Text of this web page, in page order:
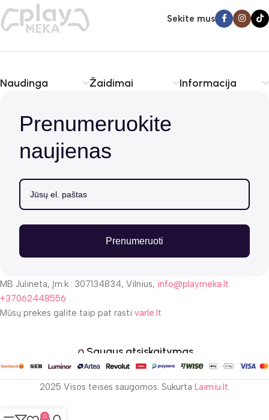
Sekite mus
Naudinga Žaidimai Informacija
Prenumeruokite
naujienas
Prenumeruoti
MB Julineta, Įm.k.: 307134834, Vilnius, info@playmeka.lt
+37062448556
Mūsų prekes galite taip pat rasti varle.lt
Saugus atsiskaitymas
2025 Visos teisės saugomos. Sukurta Laimiu.lt.
0